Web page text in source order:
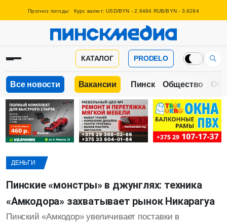
Прогноз погоды Курс валют: USD/BYN - 2.9484 RUB/BYN - 3.6294
КАТАЛОГ PRODELO
Все новости Вакансии Пинск Общество
ДЕНЬГИ
Пинские «монстры» в джунглях: техника
«Амкодора» захватывает рынок Никарагуа
Пинский «Амкодор» увеличивает поставки в